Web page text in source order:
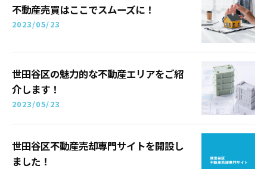
不動産売買はここでスムーズに！
2023/05/23
世田谷区の魅力的な不動産エリアをご紹
介します！
2023/05/23
世田谷区不動産売却専門サイトを開設し
ました！